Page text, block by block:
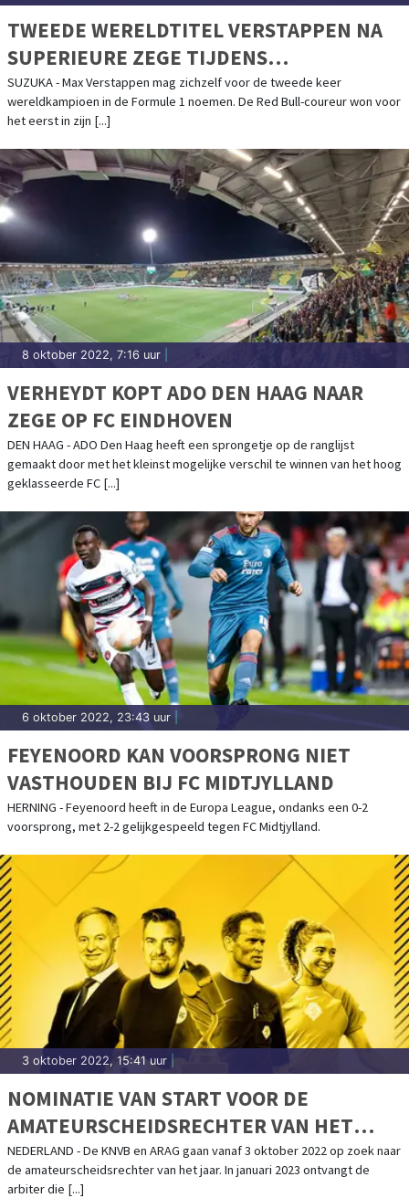
TWEEDE WERELDTITEL VERSTAPPEN NA
SUPERIEURE ZEGE TIJDENS
REGENACHTIGE GRAND PRIX JAPAN
SUZUKA - Max Verstappen mag zichzelf voor de tweede keer
wereldkampioen in de Formule 1 noemen. De Red Bull-coureur won voor
het eerst in zijn [...]
8 oktober 2022, 7:16 uur
VERHEYDT KOPT ADO DEN HAAG NAAR
ZEGE OP FC EINDHOVEN
DEN HAAG - ADO Den Haag heeft een sprongetje op de ranglijst
gemaakt door met het kleinst mogelijke verschil te winnen van het hoog
geklasseerde FC [...]
6 oktober 2022, 23:43 uur
FEYENOORD KAN VOORSPRONG NIET
VASTHOUDEN BIJ FC MIDTJYLLAND
HERNING - Feyenoord heeft in de Europa League, ondanks een 0-2
voorsprong, met 2-2 gelijkgespeeld tegen FC Midtjylland.
3 oktober 2022, 15:41 uur
NOMINATIE VAN START VOOR DE
AMATEURSCHEIDSRECHTER VAN HET
JAAR-VERKIEZING
NEDERLAND - De KNVB en ARAG gaan vanaf 3 oktober 2022 op zoek naar
de amateurscheidsrechter van het jaar. In januari 2023 ontvangt de
arbiter die [...]